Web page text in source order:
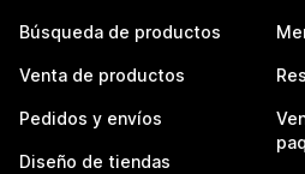
Búsqueda de productos
Venta de productos
Pedidos y envíos
Diseño de tiendas